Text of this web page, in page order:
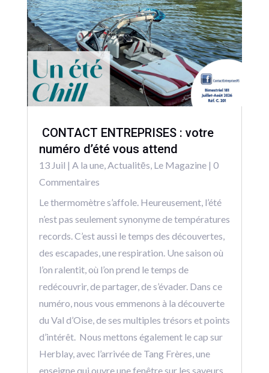
CONTACT ENTREPRISES : votre
numéro d’été vous attend
13 Juil | A la une, Actualitēs Le Magazine| 0
Commentaires
Le thermomètre s’affole. Heureusement, l’été
n’est pas seulement synonyme de températures
records. C’est aussi le temps des découvertes,
des escapades, une respiration. Une saison où
l’on ralentit, où l’on prend le temps de
redécouvrir, de partager, de s’évader. Dans ce
numéro, nous vous emmenons à la découverte
du Val d’Oise, de ses multiples trésors et points
d’intérêt. Nous mettons également le cap sur
Herblay, avec l’arrivée de Tang Frères, une
enseigne qui ouvre une fenêtre sur les saveurs